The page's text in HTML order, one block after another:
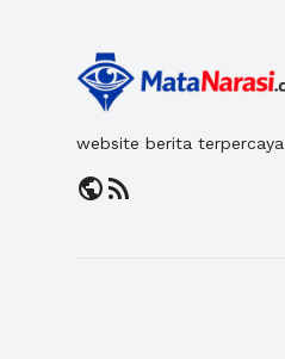
website berita terpercaya
publicrss_feed